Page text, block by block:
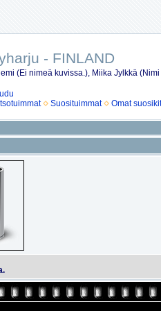
- FINLAND
(Ei nimeä kuvissa.), Miika Jylkkä
Suosituimmat Omat suosikit